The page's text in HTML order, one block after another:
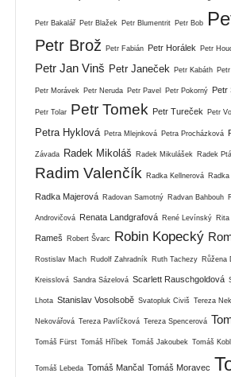
Petr Bakalář Petr Blažek Petr Blumentrit Petr Bob
Petr Brož Petr Fabián Petr Horálek Petr
Petr Jan Vinš Petr Janeček Petr Kabáth
Petr Morávek Petr Neruda Petr Pavel Petr Pokorný Petr
Petr Tolar Petr Tomek Petr Tureček Petr
Petra Hyklová Petra Mlejnková Petra Procházková
Závada Radek Mikoláš Radek Mikulášek Radek
Radim Valenčík Radka Kellnerová
Radka Majerová Radovan Samotný Radvan Bahbouh
Androvičová Renata Landgrafová René Levínský Rita
Rameš Robert Švarc Robin Kopecký
Rostislav Mach Rudolf Zahradník Ruth Tachezy Růžena
Kreisslová Sandra Sázelová Scarlett Rauschgoldová
Lhota Stanislav Vosolsobě Svatopluk Civiš Tereza
Nekovářová Tereza Pavlíčková Tereza Spencerová
Tomáš Fürst Tomáš Hříbek Tomáš Jakoubek Tomáš
Tomáš Lebeda Tomáš Mančal Tomáš Moravec